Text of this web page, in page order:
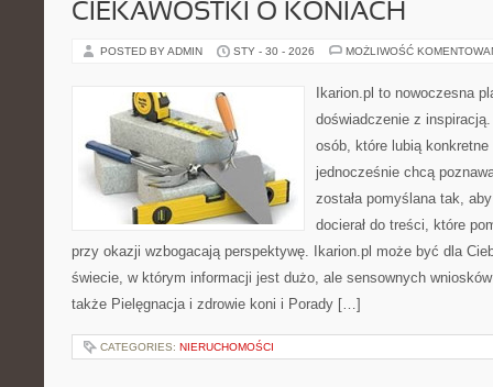
CIEKAWOSTKI O KONIACH
POSTED BY ADMIN STY - 30 - 2026 MOŻLIWOŚĆ
Ikarion.pl to nowoczesna
doświadczenie z
osób, które lubią
jednocześnie chcą
została pomyślana tak,
docierał do treści, które
przy okazji wzbogacają perspektywę. Ikarion.pl może być dla
świecie, w którym informacji jest dużo, ale sensownych
także Pielęgnacja i zdrowie koni i Porady […]
CATEGORIES: NIERUCHOMOŚCI